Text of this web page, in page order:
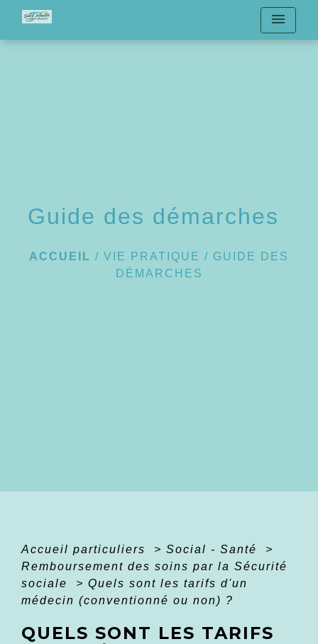
menu
Guide des démarches
ACCUEIL / VIE PRATIQUE / GUIDE DES
DÉMARCHES
Accueil particuliers > Social - Santé
>
Remboursement des soins par la Sécurité
sociale
> Quels sont les tarifs d'un
médecin (conventionné ou non) ?
QUELS SONT LES TARIFS